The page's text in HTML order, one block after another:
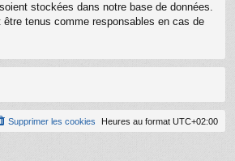
stockées dans notre base de données.
tenus comme responsables en cas de
Heures au format UTC+02:00
Supprimer les cookies